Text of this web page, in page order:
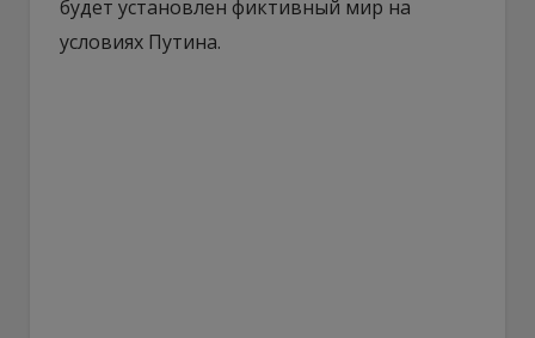
будет установлен фиктивный мир на
условиях Путина.